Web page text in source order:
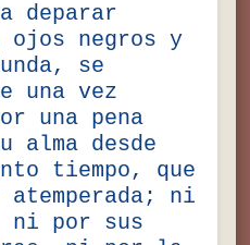
deparar
ojos negros y
se
una vez
una pena
alma desde
tiempo, que
atemperada; ni
ni por sus